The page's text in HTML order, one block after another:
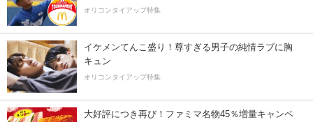
オリコンタイアップ特集
イケメンてんこ盛り！尊すぎる男子の純情ラブに胸
キュン
オリコンタイアップ特集
大好評につき再び！ファミマ名物45％増量キャンペ